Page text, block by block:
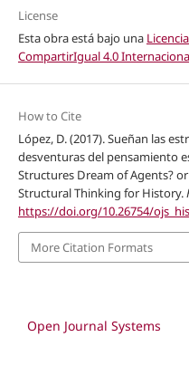
License
Esta obra está bajo una
CompartirIgual 4.0
How to Cite
López, D. (2017). Sueñan las
desventuras del pensamiento
Structures Dream of Agents?
Structural Thinking for History.
https://doi.org/10.26754/
More Citation Formats
Open Journal Systems